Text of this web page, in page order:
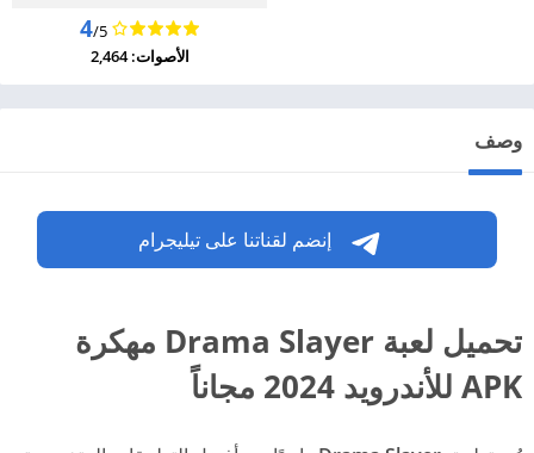
4/5
الأصوات: 2,464
وصف
إنضم لقناتنا على تيليجرام
تحميل لعبة Drama Slayer مهكرة
APK للأندرويد 2024 مجاناً